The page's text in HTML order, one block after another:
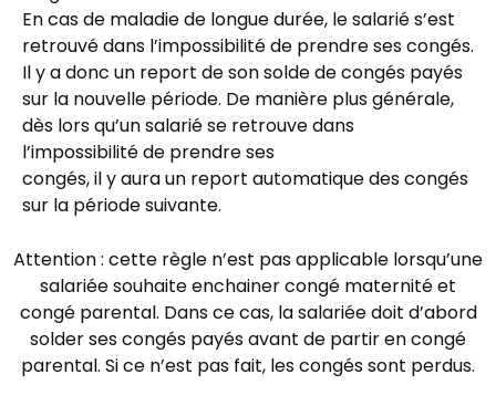
En cas de maladie de longue durée, le salarié s’est
retrouvé dans l’impossibilité de prendre ses congés.
Il y a donc un report de son solde de congés payés
sur la nouvelle période. De manière plus générale,
dès lors qu’un salarié se retrouve dans
l’impossibilité de prendre ses
congés, il y aura un report automatique des congés
sur la période suivante.
Attention : cette règle n’est pas applicable lorsqu’une
salariée souhaite enchainer congé maternité et
congé parental. Dans ce cas, la salariée doit d’abord
solder ses congés payés avant de partir en congé
parental. Si ce n’est pas fait, les congés sont perdus.